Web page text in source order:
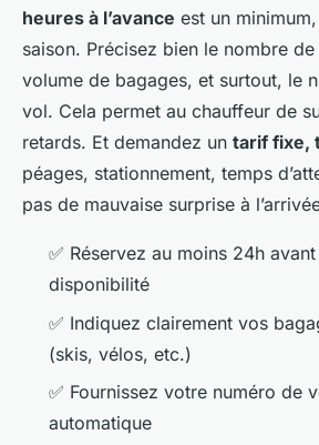
heures à l’avance est un
saison. Précisez bien le nombre
volume de bagages, et surtout, le
vol. Cela permet au chauffeur de
retards. Et demandez un tarif fixe,
péages, stationnement, temps
pas de mauvaise surprise à
✅ Réservez au moins 24h
disponibilité
✅ Indiquez clairement vos
(skis, vélos, etc.)
✅ Fournissez votre numéro de
automatique